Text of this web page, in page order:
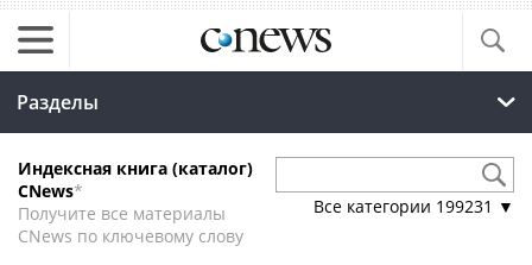
Разделы
Индексная книга (каталог)
CNews*
Получите все материалы
CNews по ключевому слову
Все категории 199231 ▼